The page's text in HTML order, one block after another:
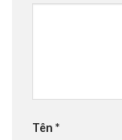
Tên *